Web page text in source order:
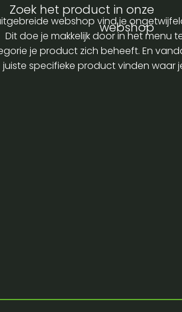
Zoek het product in onze
webshop
webshop vind je
Dit doe je makkelijk door in het menu
je product zich beheeft. En
juiste specifieke product vinden waar